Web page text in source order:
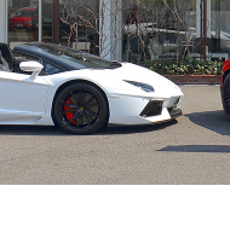
Official Blog
公式ブログ